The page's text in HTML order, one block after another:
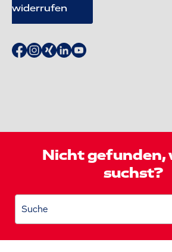
widerrufen
Nicht gefunden,
suchst?
Suche